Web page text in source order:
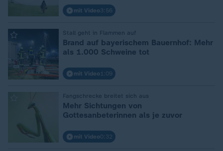
mit Video3:56
Stall geht in Flammen auf
:
Brand auf bayerischem Bauernhof: Mehr
als 1.000 Schweine tot
mit Video 1:09
Fangschrecke breitet sich aus
Mehr Sichtungen von
Gottesanbeterinnen als je zuvor
mit Video0:32